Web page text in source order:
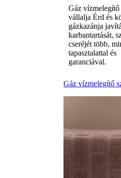
Gáz vízmelegítő
vállalja Érd és
gázkazánja
karbantartását,
cseréjét több,
tapasztalattal és
garanciával.
Gáz vízmelegítő